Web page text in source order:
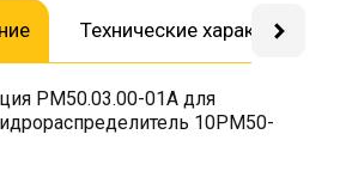
Технические
РМ50.03.00-01А для
10РМ50-